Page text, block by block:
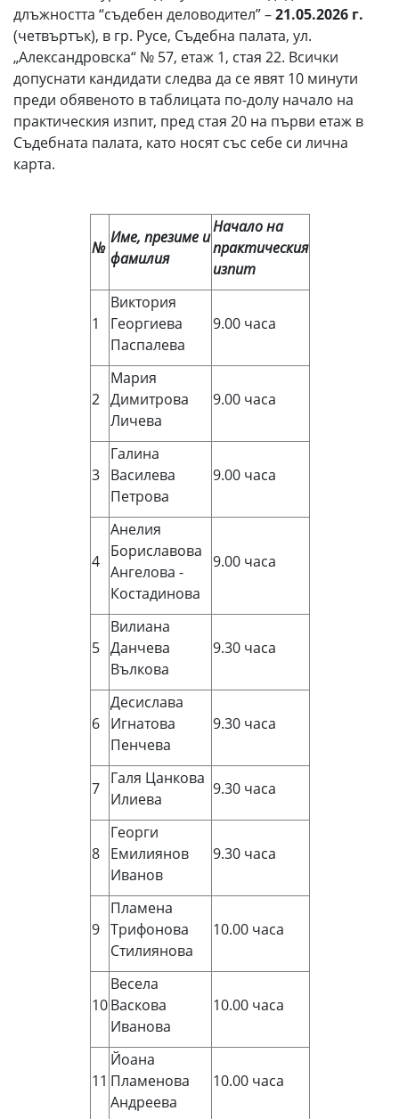
длъжността “съдебен деловодител” –21.05.2026 г.
(четвъртък), в гр. Русе, Съдебна палата, ул.
„Александровска“ № 57, етаж 1, стая 22. Всички
допуснати кандидати следва да се явят 10 минути
преди обявеното в таблицата по-долу начало на
практическия изпит, пред стая 20 на първи етаж в
Съдебната палата, като носят със себе си лична
карта.
№
Име, презиме и
фамилия
Начало на
практическия
изпит
1
Виктория
Георгиева
Паспалева
9.00 часа
2
Мария
Димитрова
Личева
9.00 часа
3
Галина
Василева
Петрова
9.00 часа
4
Анелия
Бориславова
Ангелова -
Костадинова
9.00 часа
5
Вилиана
Данчева
Вълкова
9.30 часа
6
Десислава
Игнатова
Пенчева
9.30 часа
7
Галя Цанкова
Илиева
9.30 часа
8
Георги
Емилиянов
Иванов
9.30 часа
9
Пламена
Трифонова
Стилиянова
10.00 часа
10
Весела
Васкова
Иванова
10.00 часа
11
Йоана
Пламенова
Андреева
10.00 часа